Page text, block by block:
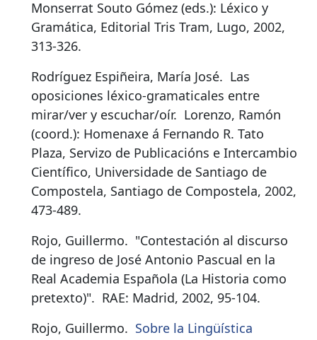
Monserrat Souto Gómez (eds.): Léxico y
Gramática, Editorial Tris Tram, Lugo, 2002,
313-326.
Rodríguez Espiñeira, María José. Las
oposiciones léxico-gramaticales entre
mirar/ver y escuchar/oír. Lorenzo, Ramón
(coord.): Homenaxe á Fernando R. Tato
Plaza, Servizo de Publicacións e Intercambio
Científico, Universidade de Santiago de
Compostela, Santiago de Compostela, 2002,
473-489.
Rojo, Guillermo. "Contestación al discurso
de ingreso de José Antonio Pascual en la
Real Academia Española (La Historia como
pretexto)". RAE: Madrid, 2002, 95-104.
Rojo, Guillermo. Sobre la Lingüística